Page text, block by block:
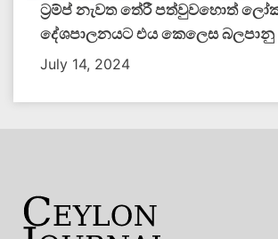
ට්‍රම්ප් නැවත තේරී පත්වුවහොත්
දේශපාලනයට එය කෙලෙස බලපානු
July 14, 2024